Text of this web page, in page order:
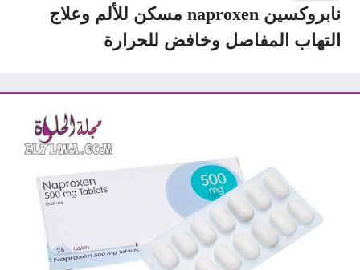
نابروكسين naproxen مسكن للألم وعلاج
التهاب المفاصل وخافض للحرارة